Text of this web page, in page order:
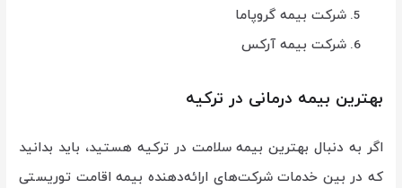
شرکت بیمه گروپاما
شرکت بیمه آرکس
بهترین بیمه درمانی در ترکیه
اگر به دنبال بهترین بیمه سلامت در ترکیه هستید، باید بدانید
که در بین خدمات شرکت‌های ارائه‌دهنده بیمه اقامت توریستی